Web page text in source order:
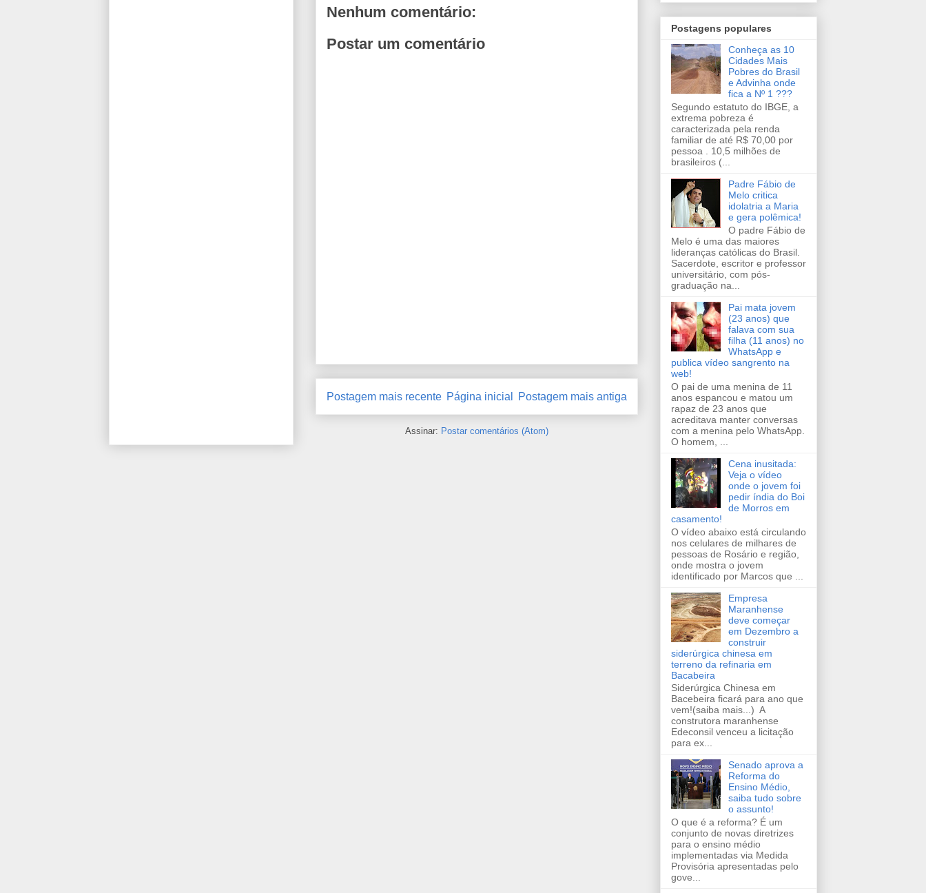
Nenhum comentário:
Postar um comentário
Postagem mais recente Postagem mais antiga
Página inicial
Assinar: Postar comentários (Atom)
Postagens populares
Conheça as 10
Cidades Mais
Pobres do Brasil
e Advinha onde
fica a Nº 1 ???
Segundo estatuto do IBGE, a
extrema pobreza é
caracterizada pela renda
familiar de até R$ 70,00 por
pessoa . 10,5 milhões de
brasileiros (...
Padre Fábio de
Melo critica
idolatria a Maria
e gera polêmica!
O padre Fábio de
Melo é uma das maiores
lideranças católicas do Brasil.
Sacerdote, escritor e professor
universitário, com pós-
graduação na...
Pai mata jovem
(23 anos) que
falava com sua
filha (11 anos) no
WhatsApp e
publica vídeo sangrento na
web!
O pai de uma menina de 11
anos espancou e matou um
rapaz de 23 anos que
acreditava manter conversas
com a menina pelo WhatsApp.
O homem, ...
Cena inusitada:
Veja o vídeo
onde o jovem foi
pedir índia do Boi
de Morros em
casamento!
O vídeo abaixo está circulando
nos celulares de milhares de
pessoas de Rosário e região,
onde mostra o jovem
identificado por Marcos que ...
Empresa
Maranhense
deve começar
em Dezembro a
construir
siderúrgica chinesa em
terreno da refinaria em
Bacabeira
Siderúrgica Chinesa em
Bacebeira ficará para ano que
vem!(saiba mais...) A
construtora maranhense
Edeconsil venceu a licitação
para ex...
Senado aprova a
Reforma do
Ensino Médio,
saiba tudo sobre
o assunto!
O que é a reforma? É um
conjunto de novas diretrizes
para o ensino médio
implementadas via Medida
Provisória apresentadas pelo
gove...